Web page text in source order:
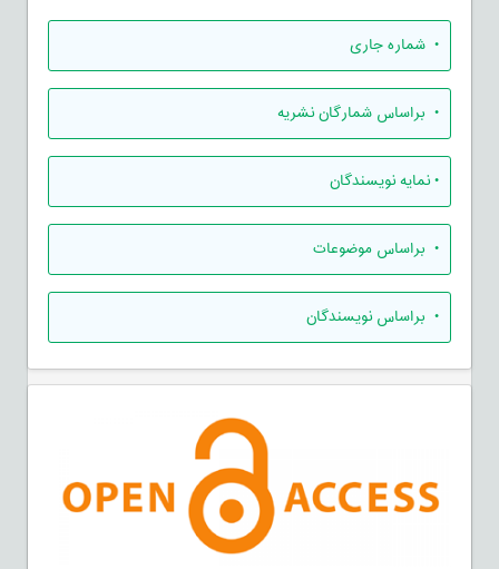
• شماره جاری
• براساس شمارگان نشریه
•نمایه نویسندگان
• براساس موضوعات
• براساس نویسندگان